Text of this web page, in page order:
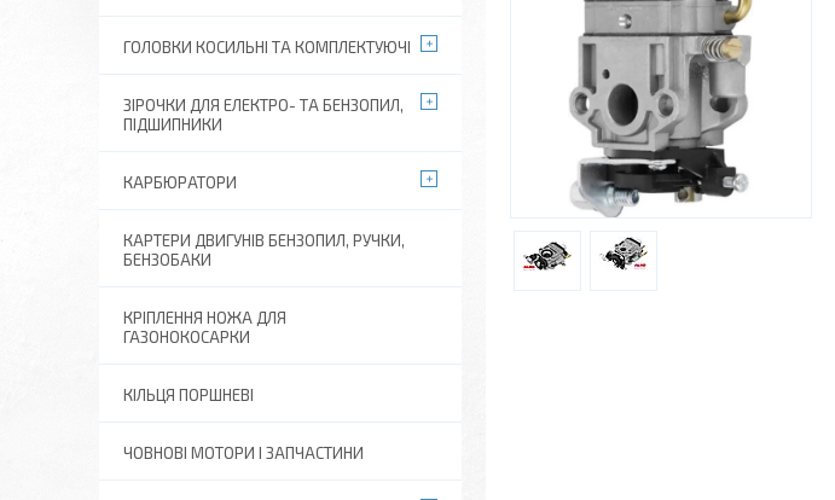
ГОЛОВКИ КОСИЛЬНІ ТА КОМПЛЕКТУЮЧІ
ЗІРОЧКИ ДЛЯ ЕЛЕКТРО- ТА БЕНЗОПИЛ,
ПІДШИПНИКИ
КАРБЮРАТОРИ
КАРТЕРИ ДВИГУНІВ БЕНЗОПИЛ, РУЧКИ,
БЕНЗОБАКИ
КРІПЛЕННЯ НОЖА ДЛЯ
ГАЗОНОКОСАРКИ
КІЛЬЦЯ ПОРШНЕВІ
ЧОВНОВІ МОТОРИ І ЗАПЧАСТИНИ